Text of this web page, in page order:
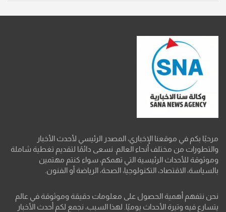
مرحبًا بكم في موقعنا الإخباري، المصدر الرئيسي لأحدث الأخبار
والتطورات من مختلف أنحاء العالم. نسعى دائمًا لتقديم تغطية شاملة
وموثوقة للأحداث الرئيسية التي تهمكم، سواء كنتم مهتمين
بالسياسة، الاقتصاد، التكنولوجيا، الصحة، الرياضة أو الفنون.
نحن نتفهم أهمية الحصول على معلومات دقيقة وموثوقة في عالم
يتسارع فيه وتيرة الأحداث يوميًا. لهذا السبب، نجمع لكم أحدث الأخبار